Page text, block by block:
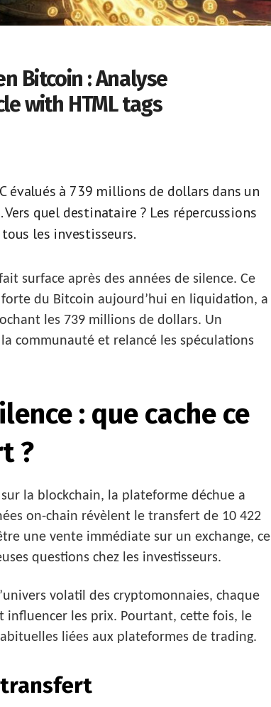
Bitcoin : Analyse
with HTML tags
évalués à 739 millions de dollars dans un
quel destinataire ? Les répercussions
les investisseurs.
surface après des années de silence. Ce
du Bitcoin aujourd’hui en liquidation, a
les 739 millions de dollars. Un
communauté et relancé les spéculations
: que cache ce
?
la blockchain, la plateforme déchue a
on-chain révèlent le transfert de 10 422
une vente immédiate sur un exchange, ce
questions chez les investisseurs.
volatil des cryptomonnaies, chaque
les prix. Pourtant, cette fois, le
liées aux plateformes de trading.
transfert